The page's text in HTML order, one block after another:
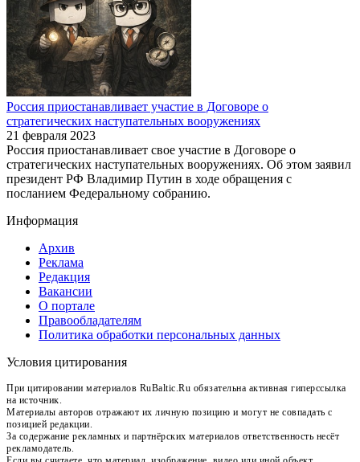
Россия приостанавливает участие в Договоре о
стратегических наступательных вооружениях
21 февраля 2023
Россия приостанавливает свое участие в Договоре о
стратегических наступательных вооружениях. Об этом заявил
президент РФ Владимир Путин в ходе обращения с
посланием Федеральному собранию.
Информация
Архив
Реклама
Редакция
Вакансии
О портале
Правообладателям
Политика обработки персональных данных
Условия цитирования
При цитировании материалов RuBaltic.Ru обязательна активная гиперссылка
на источник.
Материалы авторов отражают их личную позицию и могут не совпадать с
позицией редакции.
За содержание рекламных и партнёрских материалов ответственность несёт
рекламодатель.